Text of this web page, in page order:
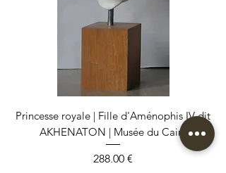
Princesse royale | Fille d'Aménophis IV dit
AKHENATON | Musée du Caire
Prix
288,00 €